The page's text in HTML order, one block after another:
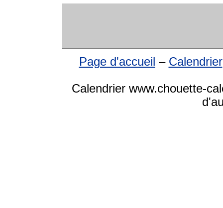
Page d'accueil – Calendrier
Calendrier www.chouette-